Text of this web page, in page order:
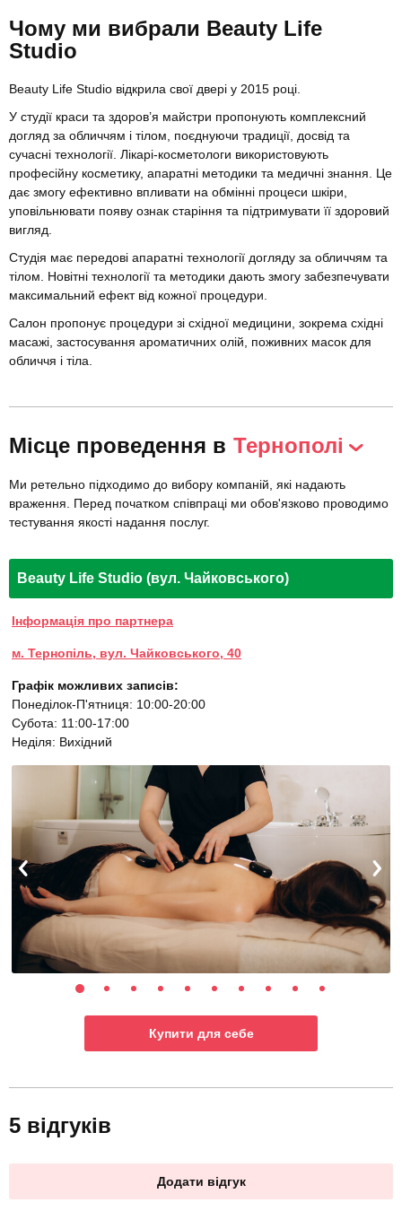
Чому ми вибрали Beauty Life
Studio
Beauty Life Studio відкрила свої двері у 2015 році.
У студії краси та здоров’я майстри пропонують комплексний
догляд за обличчям і тілом, поєднуючи традиції, досвід та
сучасні технології. Лікарі-косметологи використовують
професійну косметику, апаратні методики та медичні знання. Це
дає змогу ефективно впливати на обмінні процеси шкіри,
уповільнювати появу ознак старіння та підтримувати її здоровий
вигляд.
Студія має передові апаратні технології догляду за обличчям та
тілом. Новітні технології та методики дають змогу забезпечувати
максимальний ефект від кожної процедури.
Салон пропонує процедури зі східної медицини, зокрема східні
масажі, застосування ароматичних олій, поживних масок для
обличчя і тіла.
Місце проведення в Тернополі
Ми ретельно підходимо до вибору компаній, які надають
враження. Перед початком співпраці ми обов'язково проводимо
тестування якості надання послуг.
Beauty Life Studio (вул. Чайковського)
Інформація про партнера
м. Тернопіль, вул. Чайковського, 40
Графік можливих записів:
Понеділок-П'ятниця: 10:00-20:00
Субота: 11:00-17:00
Неділя: Вихідний
Купити для себе
5 відгуків
Додати відгук